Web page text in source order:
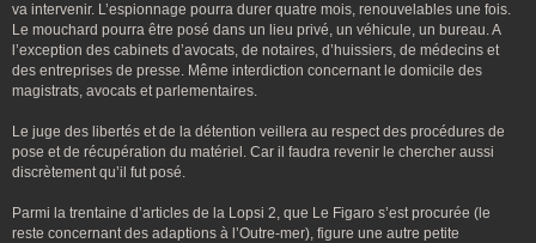
va intervenir. L’espionnage pourra durer quatre mois, renouvelables une fois.
Le mouchard pourra être posé dans un lieu privé, un véhicule, un bureau. A
l’exception des cabinets d’avocats, de notaires, d’huissiers, de médecins et
des entreprises de presse. Même interdiction concernant le domicile des
magistrats, avocats et parlementaires.
Le juge des libertés et de la détention veillera au respect des procédures de
pose et de récupération du matériel. Car il faudra revenir le chercher aussi
discrètement qu’il fut posé.
Parmi la trentaine d’articles de la Lopsi 2, que Le Figaro s’est procurée (le
reste concernant des adaptions à l’Outre-mer), figure une autre petite